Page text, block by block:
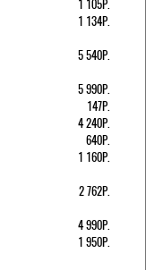
1 105Р.
1 134Р.
5 540Р.
5 990Р.
147Р.
4 240Р.
640Р.
1 160Р.
2 762Р.
4 990Р.
1 950Р.